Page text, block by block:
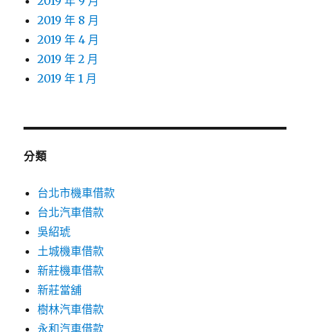
2019 年 8 月
2019 年 4 月
2019 年 2 月
2019 年 1 月
分類
台北市機車借款
台北汽車借款
吳紹琥
土城機車借款
新莊機車借款
新莊當舖
樹林汽車借款
永和汽車借款